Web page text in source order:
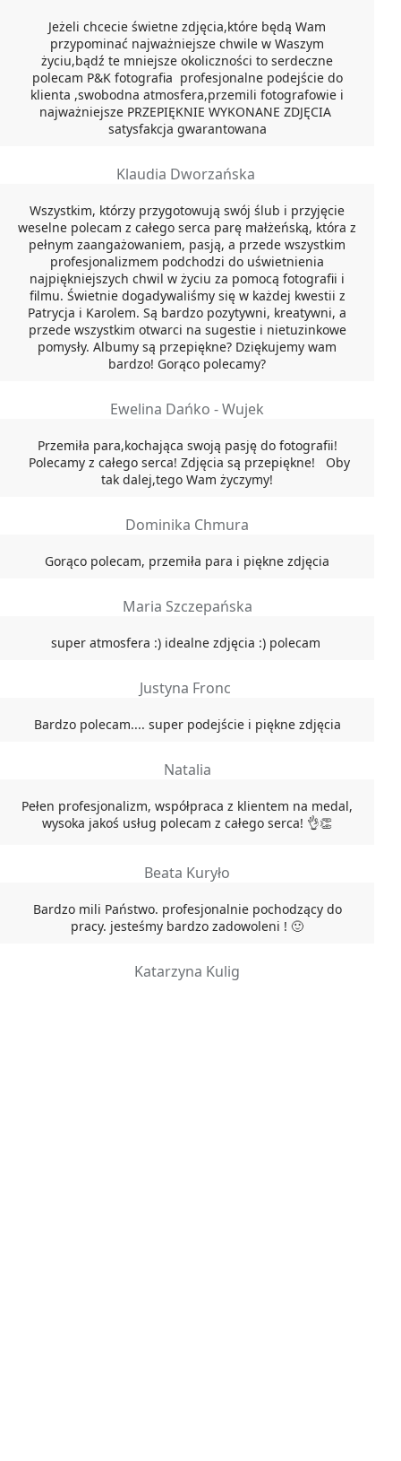
Jeżeli chcecie świetne zdjęcia,które będą Wam
przypominać najważniejsze chwile w Waszym
życiu,bądź te mniejsze okoliczności to serdeczne
polecam P&K fotografia profesjonalne podejście do
klienta ,swobodna atmosfera,przemili fotografowie i
najważniejsze PRZEPIĘKNIE WYKONANE ZDJĘCIA
satysfakcja gwarantowana
Klaudia Dworzańska
Wszystkim, którzy przygotowują swój ślub i przyjęcie
weselne polecam z całego serca parę małżeńską, która z
pełnym zaangażowaniem, pasją, a przede wszystkim
profesjonalizmem podchodzi do uświetnienia
najpiękniejszych chwil w życiu za pomocą fotografii i
filmu. Świetnie dogadywaliśmy się w każdej kwestii z
Patrycja i Karolem. Są bardzo pozytywni, kreatywni, a
przede wszystkim otwarci na sugestie i nietuzinkowe
pomysły. Albumy są przepiękne? Dziękujemy wam
bardzo! Gorąco polecamy?
Ewelina Dańko - Wujek
Przemiła para,kochająca swoją pasję do fotografii!
Polecamy z całego serca! Zdjęcia są przepiękne! Oby
tak dalej,tego Wam życzymy!
Dominika Chmura
Gorąco polecam, przemiła para i piękne zdjęcia
Maria Szczepańska
super atmosfera :) idealne zdjęcia :) polecam
Justyna Fronc
Bardzo polecam.... super podejście i piękne zdjęcia
Natalia
Pełen profesjonalizm, współpraca z klientem na medal,
wysoka jakoś usług polecam z całego serca! 👌👏
Beata Kuryło
Bardzo mili Państwo. profesjonalnie pochodzący do
pracy. jesteśmy bardzo zadowoleni ! 🙂
Katarzyna Kulig